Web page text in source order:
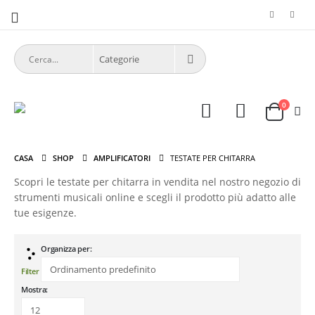
0
CASA SHOP AMPLIFICATORI TESTATE PER CHITARRA
Scopri le testate per chitarra in vendita nel nostro negozio di
strumenti musicali online e scegli il prodotto più adatto alle
tue esigenze.
Filter
Organizza per:
Mostra: